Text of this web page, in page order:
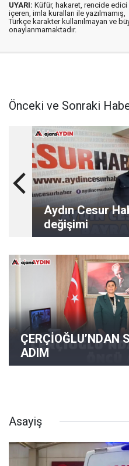
UYARI: Küfür, hakaret, rencide edici
içeren, imla kuralları ile yazılmamış,
Türkçe karakter kullanılmayan ve
onaylanmamaktadır.
Önceki ve Sonraki
Aydın Cesur
değişimi
ÇERÇİOĞLU’NDAN
ADIM
Asayiş